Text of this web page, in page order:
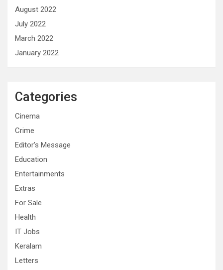
August 2022
July 2022
March 2022
January 2022
Categories
Cinema
Crime
Editor's Message
Education
Entertainments
Extras
For Sale
Health
IT Jobs
Keralam
Letters